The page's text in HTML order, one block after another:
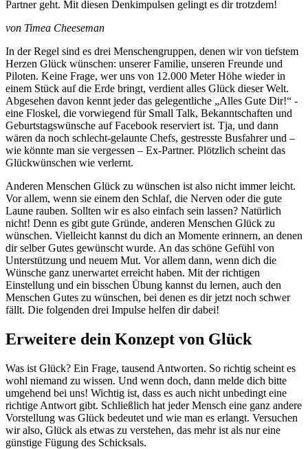
Partner geht. Mit diesen Denkimpulsen gelingt es dir trotzdem!
von Timea Cheeseman
In der Regel sind es drei Menschengruppen, denen wir von tiefstem
Herzen Glück wünschen: unserer Familie, unseren Freunde und
Piloten. Keine Frage, wer uns von 12.000 Meter Höhe wieder in
einem Stück auf die Erde bringt, verdient alles Glück dieser Welt.
Abgesehen davon kennt jeder das gelegentliche „Alles Gute Dir!“ -
eine Floskel, die vorwiegend für Small Talk, Bekanntschaften und
Geburtstagswünsche auf Facebook reserviert ist. Tja, und dann
wären da noch schlecht-gelaunte Chefs, gestresste Busfahrer und –
wie könnte man sie vergessen – Ex-Partner. Plötzlich scheint das
Glückwünschen wie verlernt.
Anderen Menschen Glück zu wünschen ist also nicht immer leicht.
Vor allem, wenn sie einem den Schlaf, die Nerven oder die gute
Laune rauben. Sollten wir es also einfach sein lassen? Natürlich
nicht! Denn es gibt gute Gründe, anderen Menschen Glück zu
wünschen. Vielleicht kannst du dich an Momente erinnern, an denen
dir selber Gutes gewünscht wurde. An das schöne Gefühl von
Unterstützung und neuem Mut. Vor allem dann, wenn dich die
Wünsche ganz unerwartet erreicht haben. Mit der richtigen
Einstellung und ein bisschen Übung kannst du lernen, auch den
Menschen Gutes zu wünschen, bei denen es dir jetzt noch schwer
fällt. Die folgenden drei Impulse helfen dir dabei!
Erweitere dein Konzept von Glück
Was ist Glück? Ein Frage, tausend Antworten. So richtig scheint es
wohl niemand zu wissen. Und wenn doch, dann melde dich bitte
umgehend bei uns! Wichtig ist, dass es auch nicht unbedingt eine
richtige Antwort gibt. Schließlich hat jeder Mensch eine ganz andere
Vorstellung was Glück bedeutet und wie man es erlangt. Versuchen
wir also, Glück als etwas zu verstehen, das mehr ist als nur eine
günstige Fügung des Schicksals.